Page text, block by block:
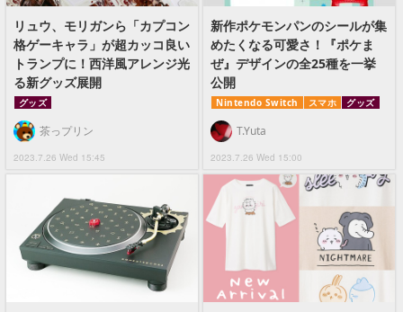
リュウ、モリガンら「カプコン
格ゲーキャラ」が超カッコ良い
トランプに！西洋風アレンジ光
る新グッズ展開
グッズ
2023.7.26 Wed 15:45
茶っプリン
新作ポケモンパンのシールが集
めたくなる可愛さ！『ポケま
ぜ』デザインの全25種を一挙
公開
Nintendo Switch スマホ グッズ
2023.7.26 Wed 15:00
T.Yuta